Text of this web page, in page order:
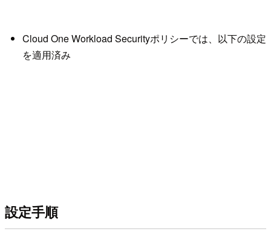
Cloud One Workload Securityポリシーでは、以下の設定
を適用済み
設定手順